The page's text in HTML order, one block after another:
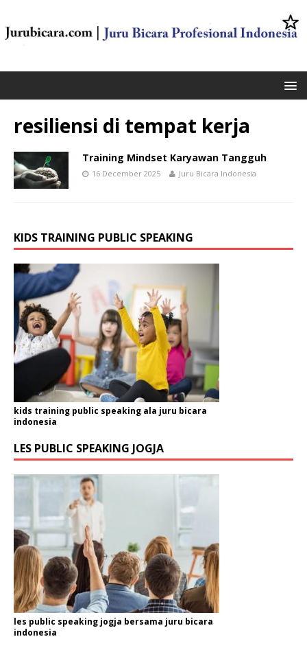
resiliensi di tempat kerja
Training Mindset Karyawan Tangguh
16 December 2025 Juru Bicara Indonesia
KIDS TRAINING PUBLIC SPEAKING
kids training public speaking ala juru bicara
indonesia
LES PUBLIC SPEAKING JOGJA
les public speaking jogja bersama juru bicara
indonesia